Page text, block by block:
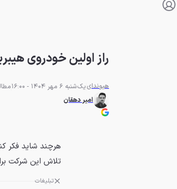
راز اولین خودروی هیبریدی
هیونداییک‌شنبه 6 مهر 1404 - 16:00
مطالعه
امیر دهقان
هرچند شاید فکر
تلاش این شرکت
تبلیغات